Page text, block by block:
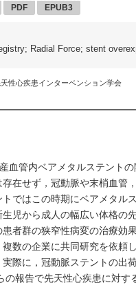
PDF EPUB3
Radial Force; stent
性心疾患インターベンション学会
血管内ベアメタルステント
在せず，冠動脈や末梢血管
ではこの時期にベアメタル
児から成人の幅広い体格の
者群の狭窄性病変の治療効
数の企業に共同研究を依頼
際に，冠動脈ステントの出
の報告で先天性心疾患に対